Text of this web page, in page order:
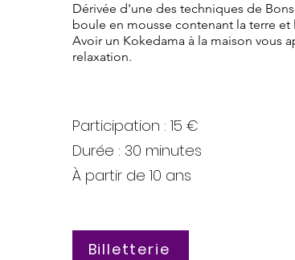
Dérivée d'une des techniques de
boule en mousse contenant la terre et
Avoir un Kokedama à la maison vous
relaxation.
Participation : 15 €
Durée : 30 minutes
À partir de 10 ans
Billetterie